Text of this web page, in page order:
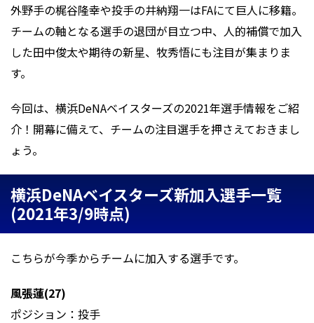
外野手の梶谷隆幸や投手の井納翔一はFAにて巨人に移籍。
チームの軸となる選手の退団が目立つ中、人的補償で加入
した田中俊太や期待の新星、牧秀悟にも注目が集まりま
す。
今回は、横浜DeNAベイスターズの2021年選手情報をご紹
介！開幕に備えて、チームの注目選手を押さえておきまし
ょう。
横浜DeNAベイスターズ新加入選手一覧
(2021年3/9時点)
こちらが今季からチームに加入する選手です。
風張蓮(27)
ポジション：投手